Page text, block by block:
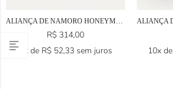
ALIANÇA DE NAMORO HONEYMOON EM PRATA 925
R$ 314,00
6x de R$52,33 sem juros
10x de